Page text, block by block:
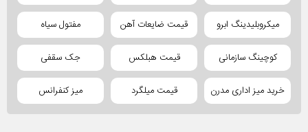
میکروبلیدینگ ابرو قیمت ضایعات آهن مفتول سیاه
کوچینگ سازمانی قیمت هبلکس جک سقفی
خرید میز اداری مدرن قیمت میلگرد میز کنفرانس